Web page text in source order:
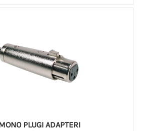
PLUGI ADAPTERI